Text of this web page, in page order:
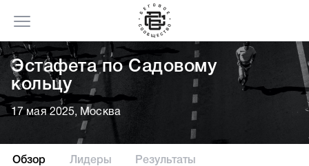
Эстафета по Садовому
кольцу
17 мая 2025, Москва
Обзор Лидеры Результаты